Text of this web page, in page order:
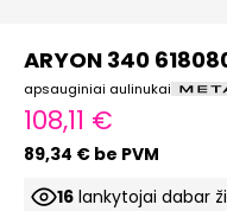
ARYON 340
apsauginiai aulinukai
Pardavimo
108,11 €
89,34 € be PVM
16lankytojai dabar